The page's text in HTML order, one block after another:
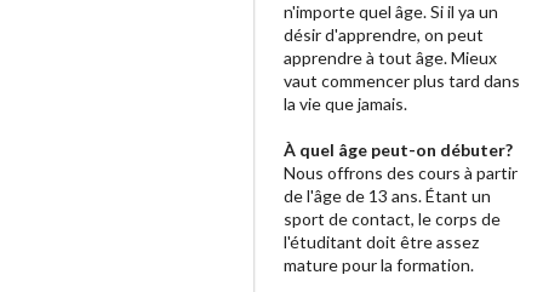
n'importe quel âge. Si il ya un
désir d'apprendre, on peut
apprendre à tout âge. Mieux
vaut commencer plus tard dans
la vie que jamais.
À quel âge peut-on débuter?
Nous offrons des cours à partir
de l'âge de 13 ans. Étant un
sport de contact, le corps de
l'étuditant doit être assez
mature pour la formation.